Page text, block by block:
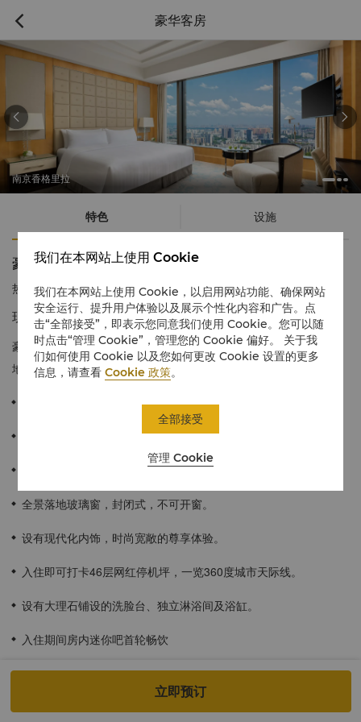
 豪华客房
南京香格里拉
 
特色 设施
豪华客房
热线电话 1 866 565 5050
现代舒适空间 城市繁华景致
豪华客房位于酒店12至34层，简约典雅，舒适有格调，透过全景落
地窗可饱览明媚的城市风光。
≈ 48平方米 / 517平方英尺。
每间豪华客房都可饱览摩登都市风光。
全景落地玻璃窗，封闭式，不可开窗。
设有现代化内饰，时尚宽敞的尊享体验。
入住即可打卡46层网红停机坪，一览360度城市天际线。
设有大理石铺设的洗脸台、独立淋浴间及浴缸。
入住期间房内迷你吧首轮畅饮
可口可乐*1
立即预订
我们在本网站上使用 Cookie
我们在本网站上使用 Cookie，以启用网站功能、确保网站
安全运行、提升用户体验以及展示个性化内容和广告。点
击“全部接受”，即表示您同意我们使用 Cookie。您可以随
时点击“管理 Cookie”，管理您的 Cookie 偏好。 关于我
们如何使用 Cookie 以及您如何更改 Cookie 设置的更多
信息，请查看Cookie 政策。
管理 Cookie
全部接受